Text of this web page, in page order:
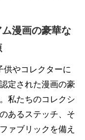
漫画の豪華な
供やコレクターに
定された漫画の豪
私たちのコレクシ
あるステッチ、そ
ァブリックを備え